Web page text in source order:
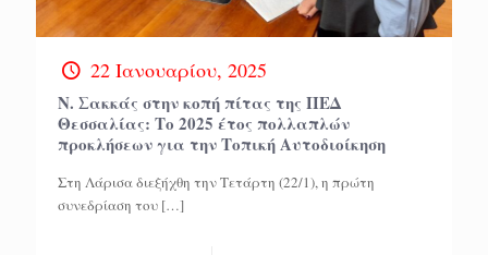
22 Ιανουαρίου, 2025
Ν. Σακκάς στην κοπή πίτας της ΠΕΔ
Θεσσαλίας: Το 2025 έτος πολλαπλών
προκλήσεων για την Τοπική Αυτοδιοίκηση
Στη Λάρισα διεξήχθη την Τετάρτη (22/1), η πρώτη
συνεδρίαση του […]